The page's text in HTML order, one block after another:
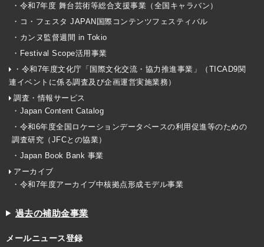
・令和7年度 舞台芸術等総合支援事業（全国キャラバン）
・コ・フェスタ JAPAN国際コンテンツフェスティバル
・カンヌ監督週間 in Tokio
・Festival Scope活用事業
・令和7年度文化庁「国際文化交流・協力推進事業」（TICAD9関
連イベントに係る調査及び企画運営実施業務）
調査・情報サービス
・Japan Content Catalog
・令和6年度全国ロケーションデータベースの利用促進等のための
調査研究（JFCとの協業）
・Japan Book Bank 事業
アーカイブ
・令和7年度アーカイブ中核拠点形成モデル事業
過去の補助金事業
メールニュース登録